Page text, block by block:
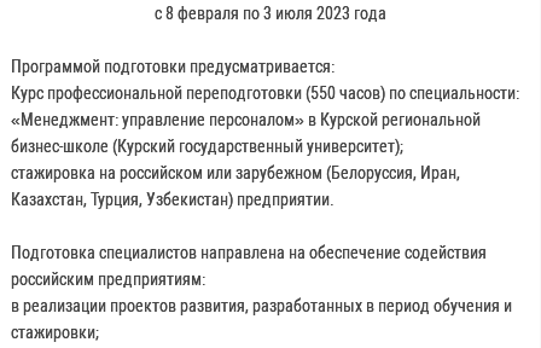
с 8 февраля по 3 июля 2023 года
Программой подготовки предусматривается:
Курс профессиональной переподготовки (550 часов) по специальности:
«Менеджмент: управление персоналом» в Курской региональной
бизнес-школе (Курский государственный университет);
стажировка на российском или зарубежном (Белоруссия, Иран,
Казахстан, Турция, Узбекистан) предприятии.
Подготовка специалистов направлена на обеспечение содействия
российским предприятиям:
в реализации проектов развития, разработанных в период обучения и
стажировки;